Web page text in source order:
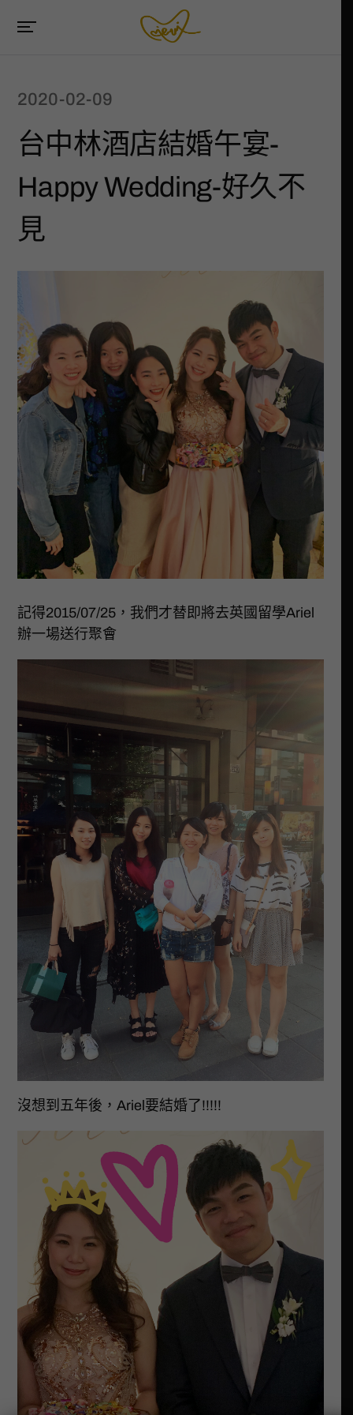
2020-02-09
台中林酒店結婚午宴-
Happy Wedding-好久不
見
記得2015/07/25，我們才替即將去英國留學Ariel
辦一場送行聚會
沒想到五年後，Ariel要結婚了!!!!!